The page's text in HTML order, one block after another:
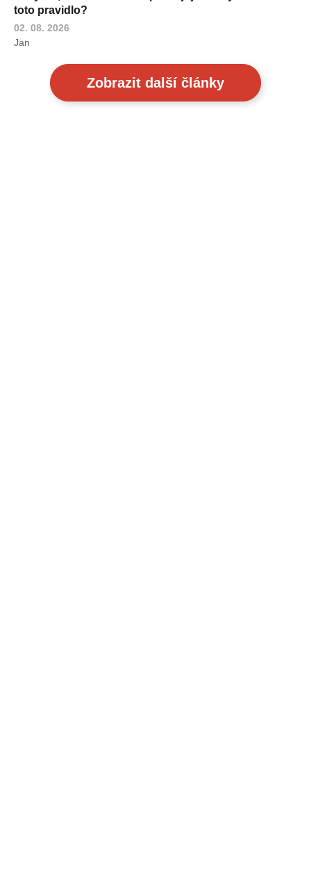
toto pravidlo?
02. 08. 2026
Jan
Zobrazit další články